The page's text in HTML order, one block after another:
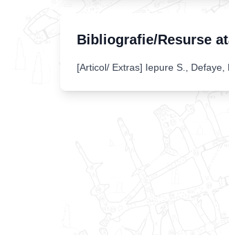
Bibliografie/Resurse
[Articol/ Extras] Iepure S., Defaye,